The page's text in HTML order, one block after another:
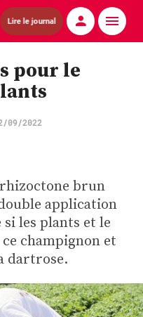
Lire le journal
pour le
09/2022
brun
application
si les plants et le
champignon et
dartrose.